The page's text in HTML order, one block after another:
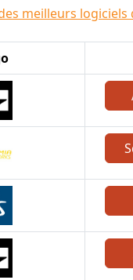
meilleurs logiciels